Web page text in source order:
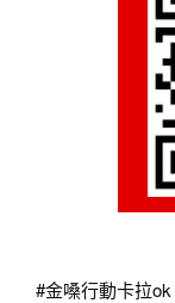
#金嗓行動卡拉ok